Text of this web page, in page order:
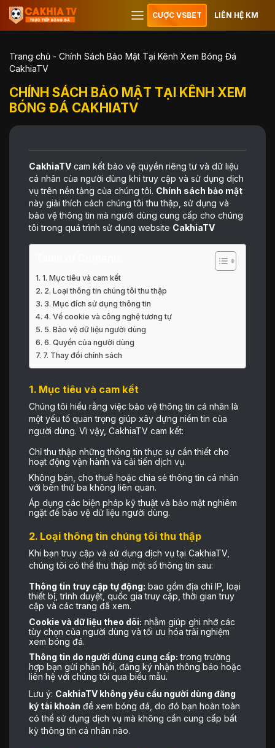
CƯỢC VSBET LIÊN HỆ KM
Trang chủ - Chính Sách Bảo Mật Tại Kênh Xem Bóng Đá
CakhiaTV
CHÍNH SÁCH BẢO MẬT TẠI KÊNH XEM
BÓNG ĐÁ CAKHIATV
CakhiaTV cam kết bảo vệ quyền riêng tư và dữ liệu
cá nhân của người dùng khi truy cập và sử dụng dịch
vụ trên nền tảng của chúng tôi. Chính sách bảo mật
này giải thích cách chúng tôi thu thập, sử dụng và
bảo vệ thông tin mà người dùng cung cấp cho chúng
tôi trong quá trình sử dụng website CakhiaTV
1. Mục tiêu và cam kết
2. Loại thông tin chúng tôi thu thập
3. Mục đích sử dụng thông tin
4. Về cookie và công nghệ tương tự
5. Bảo vệ dữ liệu người dùng
6. Quyền của người dùng
7. Thay đổi chính sách
1. Mục tiêu và cam kết
Chúng tôi hiểu rằng việc bảo vệ thông tin cá nhân là
một yếu tố quan trọng giúp xây dựng niềm tin của
người dùng. Vì vậy, CakhiaTV cam kết:
Chỉ thu thập những thông tin thực sự cần thiết cho
hoạt động vận hành và cải tiến dịch vụ.
Không bán, cho thuê hoặc chia sẻ thông tin cá nhân
với bên thứ ba không liên quan.
Áp dụng các biện pháp kỹ thuật và bảo mật nghiêm
ngặt để bảo vệ dữ liệu người dùng.
2. Loại thông tin chúng tôi thu thập
Khi bạn truy cập và sử dụng dịch vụ tại CakhiaTV,
chúng tôi có thể thu thập một số thông tin sau:
Thông tin truy cập tự động: bao gồm địa chỉ IP, loại
thiết bị, trình duyệt, quốc gia truy cập, thời gian truy
cập và các trang đã xem.
Cookie và dữ liệu theo dõi: nhằm giúp ghi nhớ các
tùy chọn của người dùng và tối ưu hóa trải nghiệm
xem bóng đá.
Thông tin do người dùng cung cấp: trong trường
hợp bạn gửi phản hồi, đăng ký nhận thông báo hoặc
liên hệ với chúng tôi qua biểu mẫu.
Lưu ý: CakhiaTV không yêu cầu người dùng đăng
ký tài khoản để xem bóng đá, do đó bạn hoàn toàn
có thể sử dụng dịch vụ mà không cần cung cấp bất
kỳ thông tin cá nhân nào.